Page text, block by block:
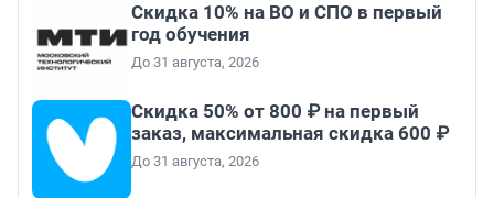
Скидка 10% на ВО и СПО в первый
год обучения
До 31 августа, 2026
Скидка 50% от 800 ₽ на первый
заказ, максимальная скидка 600 ₽
До 31 августа, 2026